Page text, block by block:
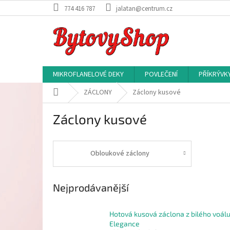
na
774 416 787 jalatan@centrum.cz
MIKROFLANELOVÉ DEKY POVLEČENÍ
Domů ZÁCLONY Záclony kusové
Záclony kusové
Obloukové záclony
Nejprodávanější
Hotová kusová záclona z bilého voálu
Elegance